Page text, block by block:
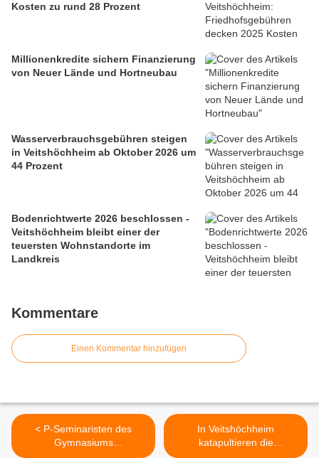
Kosten zu rund 28 Prozent
Millionenkredite sichern Finanzierung
von Neuer Lände und Hortneubau
Wasserverbrauchsgebühren steigen
in Veitshöchheim ab Oktober 2026 um
44 Prozent
Bodenrichtwerte 2026 beschlossen -
Veitshöchheim bleibt einer der
teuersten Wohnstandorte im
Landkreis
Kommentare
Einen Kommentar hinzufügen
< P-Seminaristen des
Gymnasiums
In Veitshöchheim
katapultieren die